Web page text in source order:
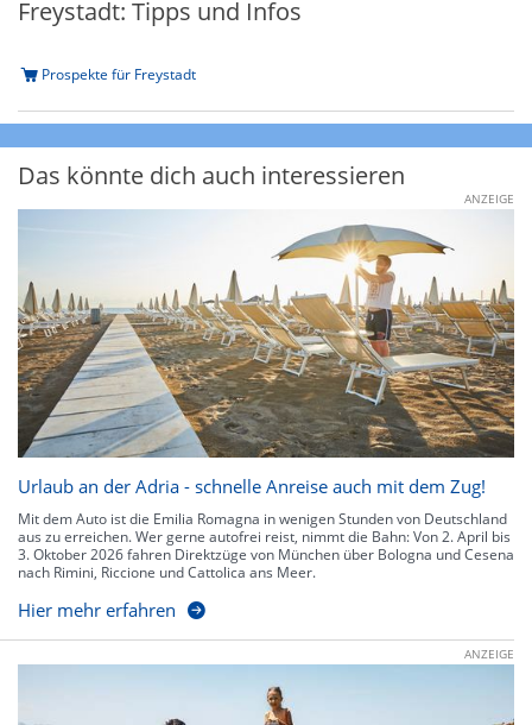
Freystadt: Tipps und Infos
Prospekte für Freystadt
Das könnte dich auch interessieren
ANZEIGE
Urlaub an der Adria - schnelle Anreise auch mit dem Zug!
Mit dem Auto ist die Emilia Romagna in wenigen Stunden von Deutschland
aus zu erreichen. Wer gerne autofrei reist, nimmt die Bahn: Von 2. April bis
3. Oktober 2026 fahren Direktzüge von München über Bologna und Cesena
nach Rimini, Riccione und Cattolica ans Meer.
Hier mehr erfahren
ANZEIGE